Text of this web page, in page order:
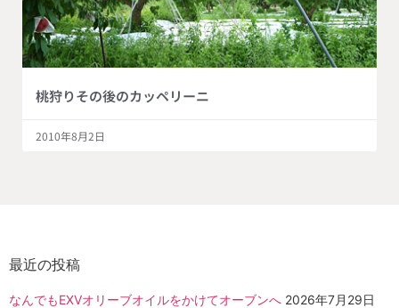
桃狩りその後のカッペリーニ
2010年8月2日
最近の投稿
なんでもEXVオリーブオイルをかけてオーブンへ 2026年7月29日